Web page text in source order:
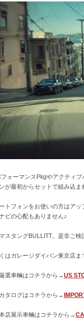
フォーマンスPkgやアクティ
が最初からセットで組み込ま
トフォンをお使いの方はア
ビの心配もありません♪
スタングBULLITT。是非ご検
はガレージダイバン東京店ま
選車輛はコチラから→US
タログはコチラから→
店展示車輛はコチラから→